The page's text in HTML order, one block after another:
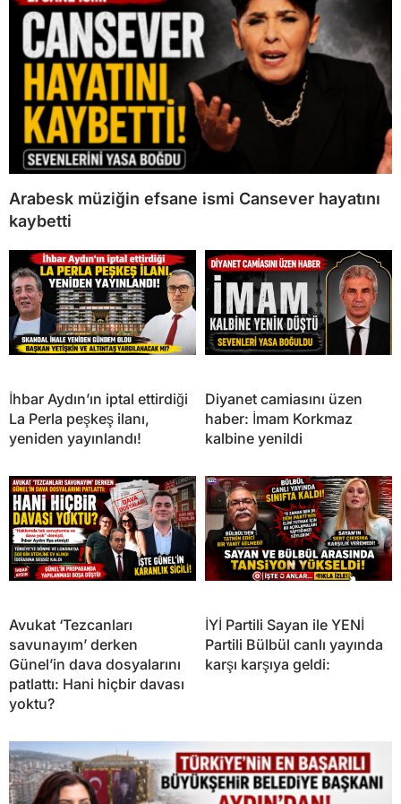
Arabesk müziğin efsane ismi Cansever hayatını
kaybetti
İhbar Aydın’ın iptal ettirdiği
La Perla peşkeş ilanı,
yeniden yayınlandı!
Diyanet camiasını üzen
haber: İmam Korkmaz
kalbine yenildi
Avukat ‘Tezcanları
savunayım’ derken
Günel’in dava dosyalarını
patlattı: Hani hiçbir davası
yoktu?
İYİ Partili Sayan ile YENİ
Partili Bülbül canlı yayında
karşı karşıya geldi: